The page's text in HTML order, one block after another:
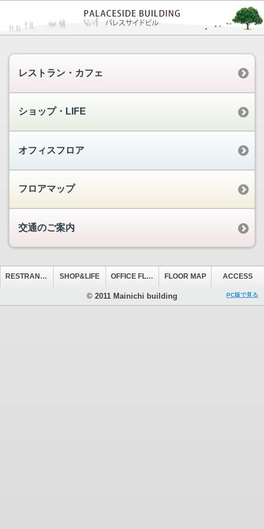
レストラン・カフェ
ショップ・LIFE
オフィスフロア
フロアマップ
交通のご案内
RESTRANT&CAFE SHOP&LIFE OFFICE FLOOR FLOOR MAP ACCESS
© 2011 Mainichi building PC版で見る